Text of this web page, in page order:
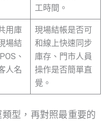
工時間。
用庫
場結
、
人名
現場結帳是否可
和線上快速同步
庫存、門市人員
操作是否簡單直
覺。
型，再對照最重要的